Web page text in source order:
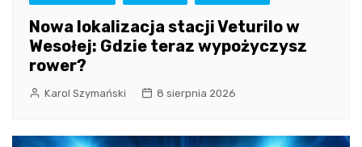
Nowa lokalizacja stacji Veturilo w
Wesołej: Gdzie teraz wypożyczysz
rower?
Karol Szymański 8 sierpnia 2026